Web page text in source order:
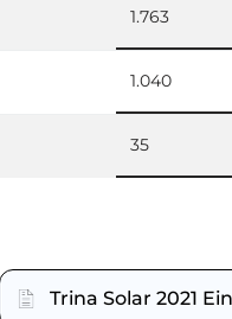
1.763
1.040
35
Trina Solar 2021